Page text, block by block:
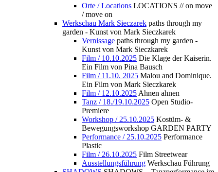
Orte / Locations LOCATIONS // on move
/ move on
Werkschau Mark Sieczarek paths through my
garden - Kunst von Mark Sieczkarek
Vernissage paths through my garden -
Kunst von Mark Sieczkarek
Film / 10.10.2025 Die Klage der Kaiserin.
Ein Film von Pina Bausch
Film / 11.10. 2025 Malou and Dominique.
Ein Film von Mark Sieczkarek
Film / 12.10.2025 Ahnen ahnen
Tanz / 18./19.10.2025 Open Studio-
Premiere
Workshop / 25.10.2025 Kostüm- &
Bewegungsworkshop GARDEN PARTY
Performance / 25.10.2025 Performance
Plastic
Film / 26.10.2025 Film Streetwear
Ausstellungsführung Werkschau Führung